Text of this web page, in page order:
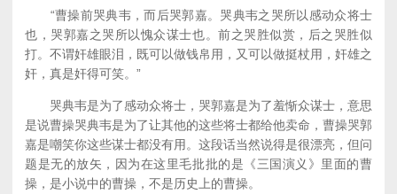
“曹操前哭典韦，而后哭郭嘉。哭典韦之哭所以感动众将士
也，哭郭嘉之哭所以愧众谋士也。前之哭胜似赏，后之哭胜似
打。不谓奸雄眼泪，既可以做钱帛用，又可以做挺杖用，奸雄之
奸，真是奸得可笑。”
哭典韦是为了感动众将士，哭郭嘉是为了羞惭众谋士，意思
是说曹操哭典韦是为了让其他的这些将士都给他卖命，曹操哭郭
嘉是嘲笑你这些谋士都没有用。这段话当然说得是很漂亮，但问
题是无的放矢，因为在这里毛批批的是《三国演义》里面的曹
操，是小说中的曹操，不是历史上的曹操。